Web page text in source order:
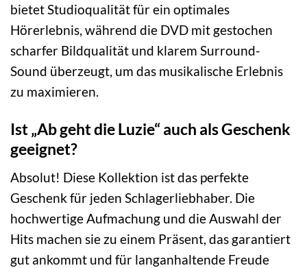
bietet Studioqualität für ein optimales
Hörerlebnis, während die DVD mit gestochen
scharfer Bildqualität und klarem Surround-
Sound überzeugt, um das musikalische Erlebnis
zu maximieren.
Ist „Ab geht die Luzie“ auch als Geschenk
geeignet?
Absolut! Diese Kollektion ist das perfekte
Geschenk für jeden Schlagerliebhaber. Die
hochwertige Aufmachung und die Auswahl der
Hits machen sie zu einem Präsent, das garantiert
gut ankommt und für langanhaltende Freude